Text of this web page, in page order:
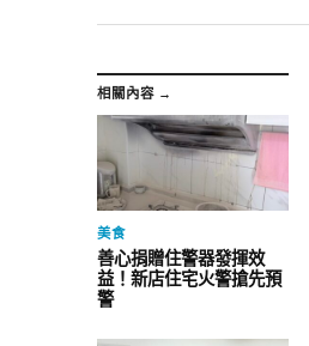
相關內容 →
美食
善心捐贈住警器發揮效
益！新店住宅火警搶先預
警